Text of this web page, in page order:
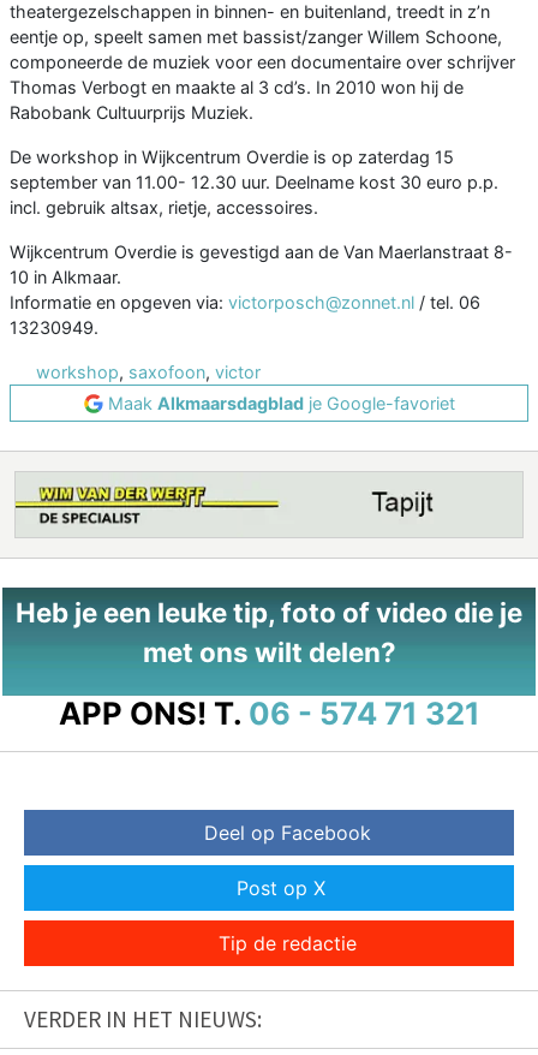
theatergezelschappen in binnen- en buitenland, treedt in z’n
eentje op, speelt samen met bassist/zanger Willem Schoone,
componeerde de muziek voor een documentaire over schrijver
Thomas Verbogt en maakte al 3 cd’s. In 2010 won hij de
Rabobank Cultuurprijs Muziek.
De workshop in Wijkcentrum Overdie is op zaterdag 15
september van 11.00- 12.30 uur. Deelname kost 30 euro p.p.
incl. gebruik altsax, rietje, accessoires.
Wijkcentrum Overdie is gevestigd aan de Van Maerlanstraat 8-
10 in Alkmaar.
Informatie en opgeven via: victorposch@zonnet.nl / tel. 06
13230949.
workshop, saxofoon, victor
Maak Alkmaarsdagbladje Google-favoriet
Heb je een leuke tip, foto of video die je
met ons wilt delen?
APP ONS! T. 06 - 574 71 321
Deel op Facebook
Post op X
Tip de redactie
VERDER IN HET NIEUWS: